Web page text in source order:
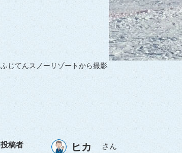
ふじてんスノーリゾートから撮影
投稿者 ヒカ さん